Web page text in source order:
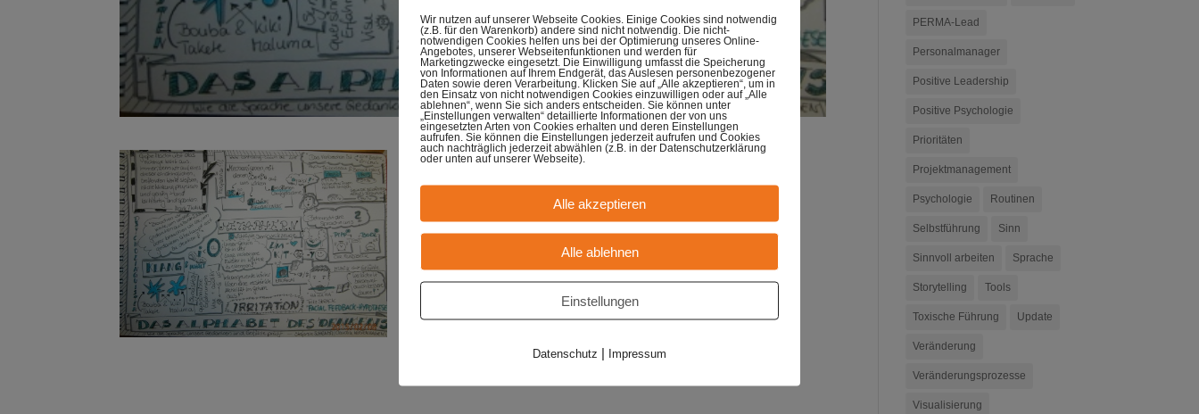
PERMA-Lead
Personalmanager
Positive Leadership
Positive Psychologie
Prioritäten
Projektmanagement
Psychologie Routinen
Selbstführung Sinn
Sinnvoll arbeiten Sprache
Storytelling Tools
Toxische Führung Update
Veränderung
Veränderungsprozesse
Visualisierung
Wir nutzen auf unserer Webseite Cookies. Einige Cookies sind notwendig
(z.B. für den Warenkorb) andere sind nicht notwendig. Die nicht-
notwendigen Cookies helfen uns bei der Optimierung unseres Online-
Angebotes, unserer Webseitenfunktionen und werden für
Marketingzwecke eingesetzt. Die Einwilligung umfasst die Speicherung
von Informationen auf Ihrem Endgerät, das Auslesen personenbezogener
Daten sowie deren Verarbeitung. Klicken Sie auf „Alle akzeptieren“, um in
den Einsatz von nicht notwendigen Cookies einzuwilligen oder auf „Alle
ablehnen“, wenn Sie sich anders entscheiden. Sie können unter
„Einstellungen verwalten“ detaillierte Informationen der von uns
eingesetzten Arten von Cookies erhalten und deren Einstellungen
aufrufen. Sie können die Einstellungen jederzeit aufrufen und Cookies
auch nachträglich jederzeit abwählen (z.B. in der Datenschutzerklärung
oder unten auf unserer Webseite).
Alle akzeptieren
Alle ablehnen
Einstellungen
Datenschutz | Impressum